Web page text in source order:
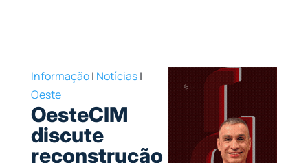
Informação| Notícias|
Oeste
OesteCIM
discute
reconstrução